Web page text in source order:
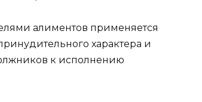
алиментов применяется
характера и
к исполнению